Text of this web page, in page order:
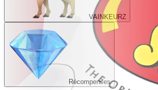
VAINKEURZ
Récompenses